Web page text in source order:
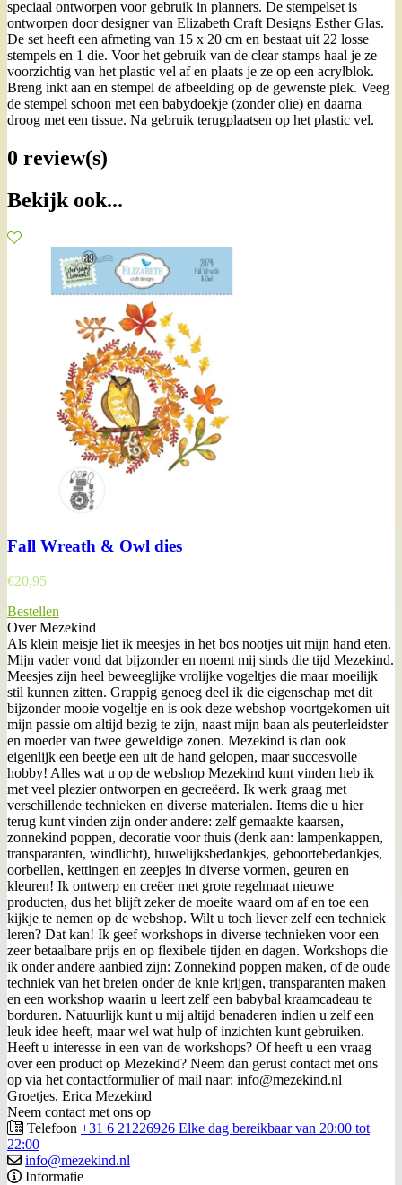
speciaal ontworpen voor gebruik in planners. De stempelset is
ontworpen door designer van Elizabeth Craft Designs Esther Glas.
De set heeft een afmeting van 15 x 20 cm en bestaat uit 22 losse
stempels en 1 die. Voor het gebruik van de clear stamps haal je ze
voorzichtig van het plastic vel af en plaats je ze op een acrylblok.
Breng inkt aan en stempel de afbeelding op de gewenste plek. Veeg
de stempel schoon met een babydoekje (zonder olie) en daarna
droog met een tissue. Na gebruik terugplaatsen op het plastic vel.
0 review(s)
Bekijk ook...
Fall Wreath & Owl dies
€20,95
Bestellen
Over Mezekind
Als klein meisje liet ik meesjes in het bos nootjes uit mijn hand eten.
Mijn vader vond dat bijzonder en noemt mij sinds die tijd Mezekind.
Meesjes zijn heel beweeglijke vrolijke vogeltjes die maar moeilijk
stil kunnen zitten. Grappig genoeg deel ik die eigenschap met dit
bijzonder mooie vogeltje en is ook deze webshop voortgekomen uit
mijn passie om altijd bezig te zijn, naast mijn baan als peuterleidster
en moeder van twee geweldige zonen. Mezekind is dan ook
eigenlijk een beetje een uit de hand gelopen, maar succesvolle
hobby! Alles wat u op de webshop Mezekind kunt vinden heb ik
met veel plezier ontworpen en gecreëerd. Ik werk graag met
verschillende technieken en diverse materialen. Items die u hier
terug kunt vinden zijn onder andere: zelf gemaakte kaarsen,
zonnekind poppen, decoratie voor thuis (denk aan: lampenkappen,
transparanten, windlicht), huwelijksbedankjes, geboortebedankjes,
oorbellen, kettingen en zeepjes in diverse vormen, geuren en
kleuren! Ik ontwerp en creëer met grote regelmaat nieuwe
producten, dus het blijft zeker de moeite waard om af en toe een
kijkje te nemen op de webshop. Wilt u toch liever zelf een techniek
leren? Dat kan! Ik geef workshops in diverse technieken voor een
zeer betaalbare prijs en op flexibele tijden en dagen. Workshops die
ik onder andere aanbied zijn: Zonnekind poppen maken, of de oude
techniek van het breien onder de knie krijgen, transparanten maken
en een workshop waarin u leert zelf een babybal kraamcadeau te
borduren. Natuurlijk kunt u mij altijd benaderen indien u zelf een
leuk idee heeft, maar wel wat hulp of inzichten kunt gebruiken.
Heeft u interesse in een van de workshops? Of heeft u een vraag
over een product op Mezekind? Neem dan gerust contact met ons
op via het contactformulier of mail naar: info@mezekind.nl
Groetjes, Erica Mezekind
Neem contact met ons op
Telefoon +31 6 21226926 Elke dag bereikbaar van 20:00 tot
22:00
info@mezekind.nl
Informatie